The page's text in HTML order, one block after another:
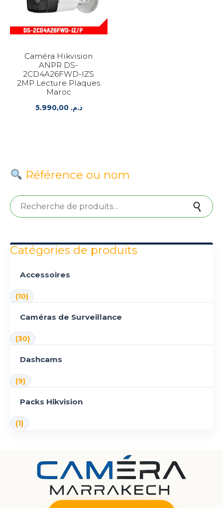
Caméra Hikvision
ANPR DS-
2CD4A26FWD-IZS
2MP Lecture Plaques
Maroc
د.م. 5.990,00
Référence ou nom
Recherche pour :
Catégories de produits
Accessoires
(10)
Caméras de Surveillance
(30)
Dashcams
(9)
Packs Hikvision
(1)